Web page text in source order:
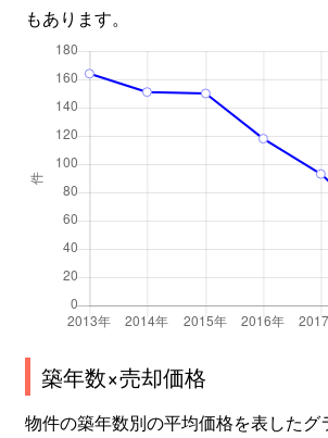
もあります。
築年数×売却価格
物件の築年数別の平均価格を表したグ